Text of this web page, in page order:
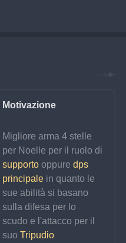
Motivazione
Migliore arma 4 stelle
per Noelle per il ruolo di
supporto oppure dps
principale in quanto le
sue abilità si basano
sulla difesa per lo
scudo e l'attacco per il
suo Tripudio